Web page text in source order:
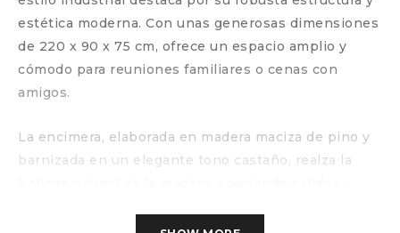
estética moderna. Con unas generosas dimensiones
de 220 x 90 x 75 cm, ofrece un espacio amplio y
cómodo para reuniones familiares o cenas con
amigos.
La encimera, elaborada en madera maciza de pino y
barnizada en un elegante tono castaño, realza la